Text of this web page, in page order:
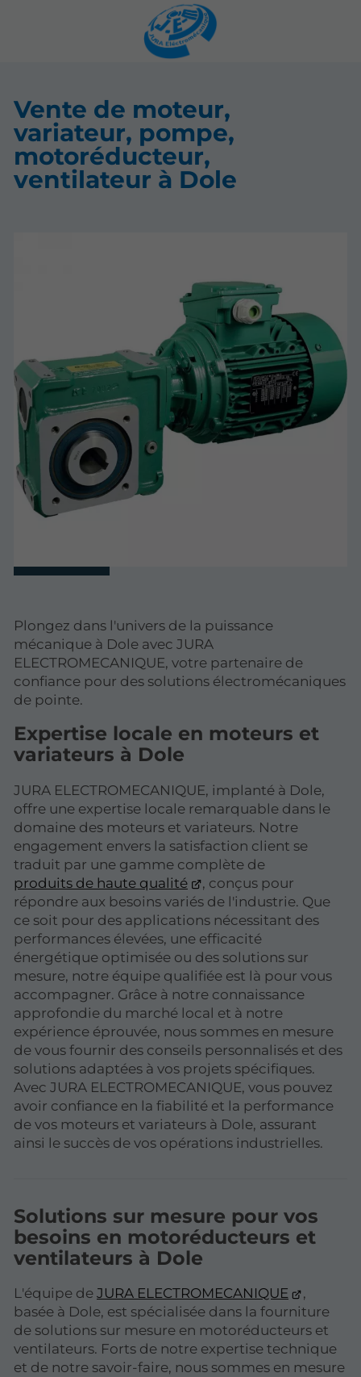
Vente de moteur,
variateur, pompe,
motoréducteur,
ventilateur à Dole
Plongez dans l'univers de la puissance
mécanique à Dole avec JURA
ELECTROMECANIQUE, votre partenaire de
confiance pour des solutions électromécaniques
de pointe.
Expertise locale en moteurs et
variateurs à Dole
JURA ELECTROMECANIQUE, implanté à Dole,
offre une expertise locale remarquable dans le
domaine des moteurs et variateurs. Notre
engagement envers la satisfaction client se
traduit par une gamme complète de
produits de haute qualité
, conçus pour
répondre aux besoins variés de l'industrie. Que
ce soit pour des applications nécessitant des
performances élevées, une efficacité
énergétique optimisée ou des solutions sur
mesure, notre équipe qualifiée est là pour vous
accompagner. Grâce à notre connaissance
approfondie du marché local et à notre
expérience éprouvée, nous sommes en mesure
de vous fournir des conseils personnalisés et des
solutions adaptées à vos projets spécifiques.
Avec JURA ELECTROMECANIQUE, vous pouvez
avoir confiance en la fiabilité et la performance
de vos moteurs et variateurs à Dole, assurant
ainsi le succès de vos opérations industrielles.
Solutions sur mesure pour vos
besoins en motoréducteurs et
ventilateurs à Dole
L'équipe de JURA ELECTROMECANIQUE
,
basée à Dole, est spécialisée dans la fourniture
de solutions sur mesure en motoréducteurs et
ventilateurs. Forts de notre expertise technique
et de notre savoir-faire, nous sommes en mesure